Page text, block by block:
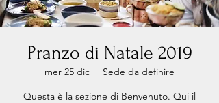
Pranzo di Natale 2019
mer 25 dic
  |
Sede da definire
Questa è la sezione di Benvenuto. Qui il